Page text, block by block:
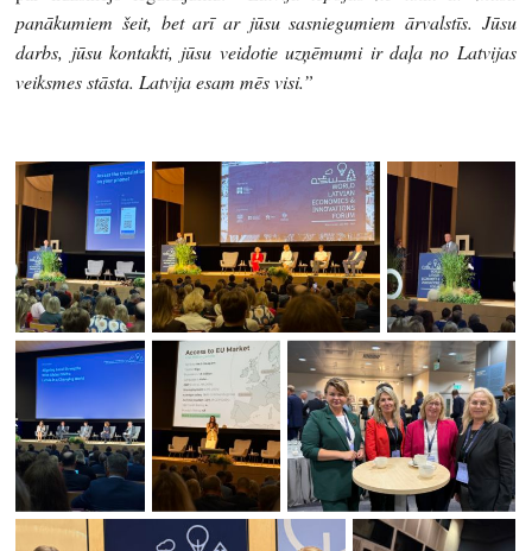
panākumiem šeit, bet arī ar jūsu sasniegumiem ārvalstīs. Jūsu
darbs, jūsu kontakti, jūsu veidotie uzņēmumi ir daļa no Latvijas
veiksmes stāsta. Latvija esam mēs visi.”